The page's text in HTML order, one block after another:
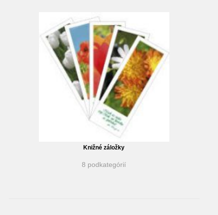
Knižné záložky
8 podkategórií